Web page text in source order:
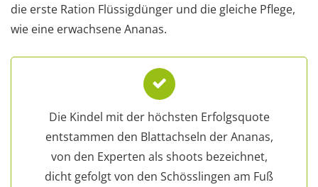
die erste Ration Flüssigdünger und die gleiche Pflege,
wie eine erwachsene Ananas.
Die Kindel mit der höchsten Erfolgsquote
entstammen den Blattachseln der Ananas,
von den Experten als shoots bezeichnet,
dicht gefolgt von den Schösslingen am Fuß